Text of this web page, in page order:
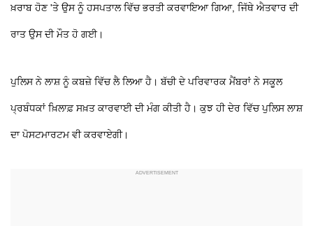
ਖ਼ਰਾਬ ਹੋਣ 'ਤੇ ਉਸ ਨੂੰ ਹਸਪਤਾਲ ਵਿੱਚ ਭਰਤੀ ਕਰਵਾਇਆ ਗਿਆ, ਜਿੱਥੇ ਐਤਵਾਰ ਦੀ
ਰਾਤ ਉਸ ਦੀ ਮੌਤ ਹੋ ਗਈ।
ਪੁਲਿਸ ਨੇ ਲਾਸ਼ ਨੂੰ ਕਬਜ਼ੇ ਵਿੱਚ ਲੈ ਲਿਆ ਹੈ। ਬੱਚੀ ਦੇ ਪਰਿਵਾਰਕ ਮੈਂਬਰਾਂ ਨੇ ਸਕੂਲ
ਪ੍ਰਬੰਧਕਾਂ ਖ਼ਿਲਾਫ਼ ਸਖ਼ਤ ਕਾਰਵਾਈ ਦੀ ਮੰਗ ਕੀਤੀ ਹੈ। ਕੁਝ ਹੀ ਦੇਰ ਵਿੱਚ ਪੁਲਿਸ ਲਾਸ਼
ਦਾ ਪੋਸਟਮਾਰਟਮ ਵੀ ਕਰਵਾਏਗੀ।